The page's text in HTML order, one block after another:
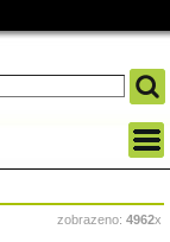
zobrazeno: 4962x